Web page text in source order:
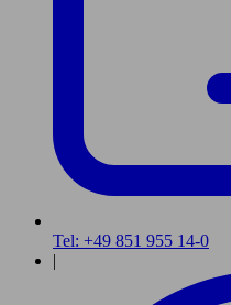
Tel: +49 851 955 14-0
|